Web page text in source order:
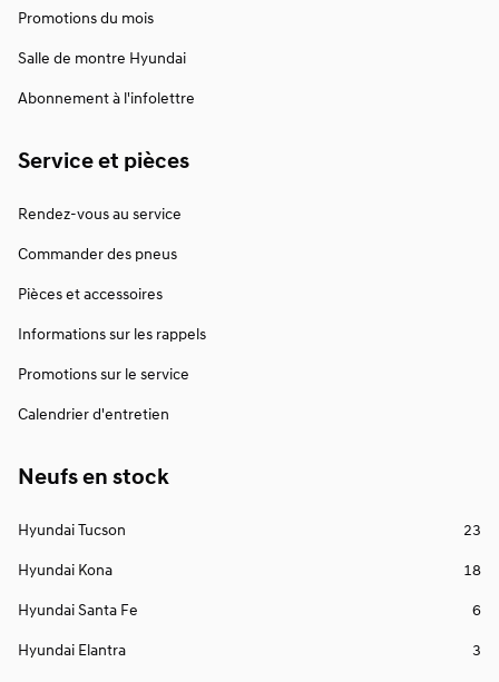
Promotions du mois
Salle de montre Hyundai
Abonnement à l'infolettre
Service et pièces
Rendez-vous au service
Commander des pneus
Pièces et accessoires
Informations sur les rappels
Promotions sur le service
Calendrier d'entretien
Neufs en stock
Hyundai Tucson 23
Hyundai Kona 18
Hyundai Santa Fe 6
Hyundai Elantra 3